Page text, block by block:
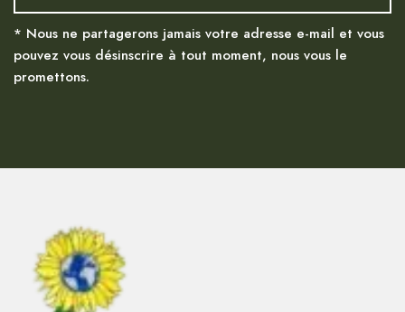
* Nous ne partagerons jamais votre adresse e-mail et vous
pouvez vous désinscrire à tout moment, nous vous le
promettons.